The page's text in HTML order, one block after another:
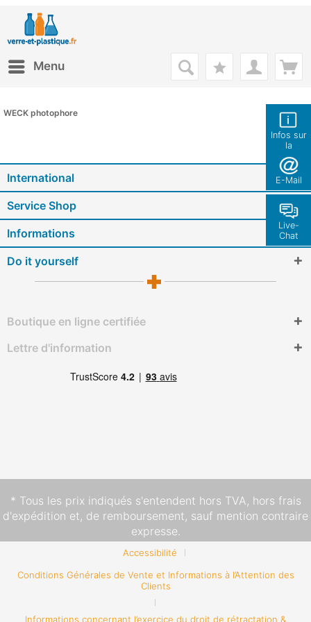
Infos sur
la
boutique
E-Mail
Live-
Chat
Menu
WECK photophore
International
Service Shop
Informations
Do it yourself
Boutique en ligne certifiée
Lettre d'information
* Tous les prix indiqués s'entendent hors TVA, hors frais
d'expédition et, de remboursement, sauf mention contraire
expresse.
Accessibilité
Conditions Générales de Vente et Informations à l’Attention des
Clients
Informations concernant l’exercice du droit de rétractation &